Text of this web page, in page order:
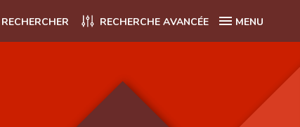
RECHERCHER RECHERCHE AVANCÉE MENU